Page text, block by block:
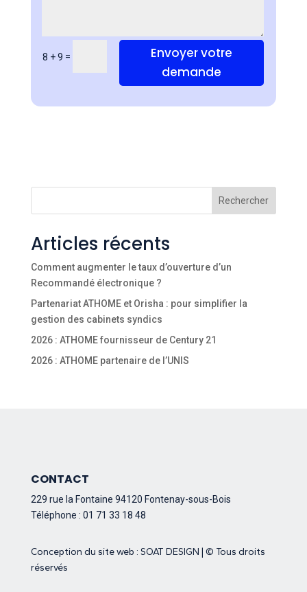
8 + 9 =
Envoyer votre
demande
Rechercher
Articles récents
Comment augmenter le taux d’ouverture d’un
Recommandé électronique ?
Partenariat ATHOME et Orisha : pour simplifier la
gestion des cabinets syndics
2026 : ATHOME fournisseur de Century 21
2026 : ATHOME partenaire de l’UNIS
CONTACT
229 rue la Fontaine 94120 Fontenay-sous-Bois
Téléphone : 01 71 33 18 48
Conception du site web : SOAT DESIGN | © Tous droits
réservés